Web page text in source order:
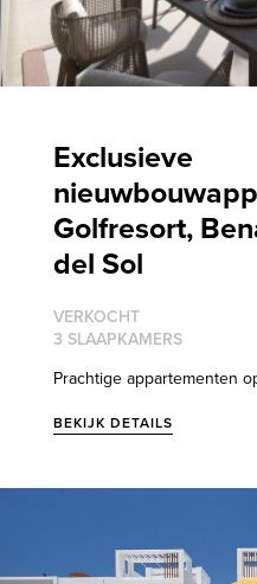
Exclusieve
Golfresort,
del Sol
VERKOCHT
3 SLAAPKAMERS
Prachtige appartementen
BEKIJK DETAILS